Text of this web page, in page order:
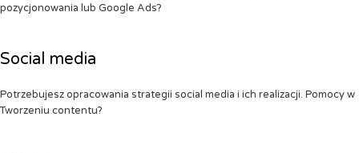
pozycjonowania lub Google Ads?
Social media
Potrzebujesz opracowania strategii social media i ich realizacji. Pomocy w
Tworzeniu contentu?